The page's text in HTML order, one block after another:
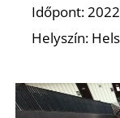
Időpont:
Helyszín: